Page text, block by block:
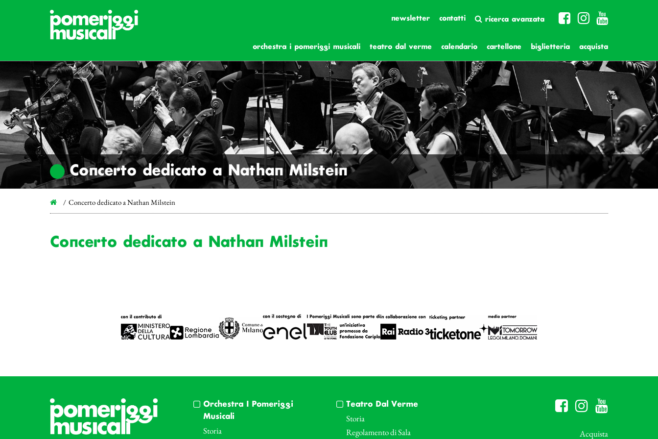
newsletter contatti ricerca avanzata
orchestra i pomeriggi musicali teatro dal verme calendario cartellone biglietteria acquista
Concerto dedicato a Nathan Milstein
Concerto dedicato a Nathan Milstein
Concerto dedicato a Nathan Milstein
Orchestra I Pomeriggi
Musicali
Storia
Teatro Dal Verme
Storia
Regolamento di Sala
Acquista